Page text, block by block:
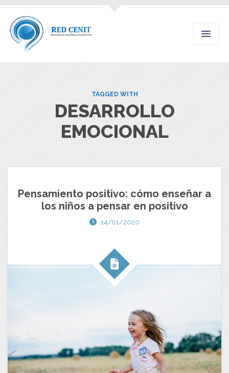
TAGGED WITH
DESARROLLO
EMOCIONAL
Pensamiento positivo: cómo enseñar a
los niños a pensar en positivo
14/01/2020